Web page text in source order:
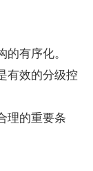
有序化。
有效的分级控
理的重要条